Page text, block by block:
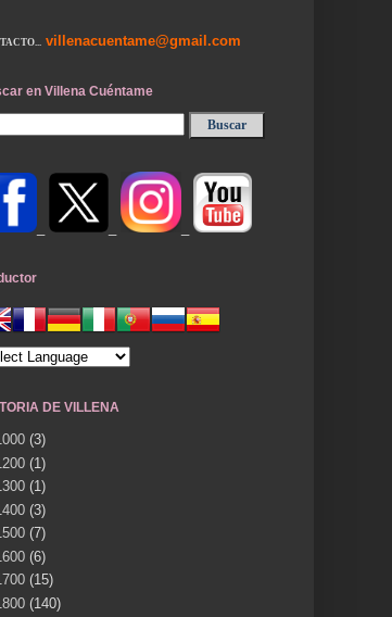
CUMPLEAÑOS ... CARNAVAL ...
villenacuentame@gmail.com
en Villena Cuéntame
DE VILLENA
(3)
(1)
(1)
(3)
(7)
(6)
(15)
(140)